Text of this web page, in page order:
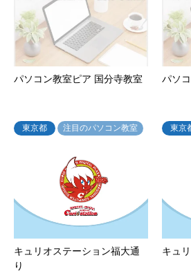
パソコン教室ピア 国分寺教室
東京都 注目のパソコン教室
パソ
東京
キュリオステーション福大通
り
キュ